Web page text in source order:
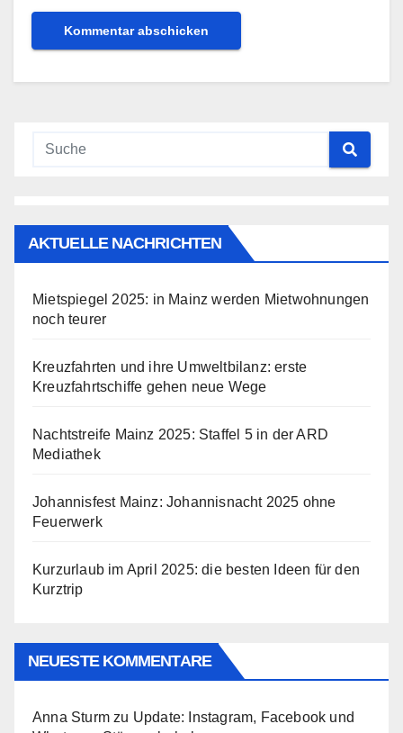
AKTUELLE NACHRICHTEN
Mietspiegel 2025: in Mainz werden Mietwohnungen
noch teurer
Kreuzfahrten und ihre Umweltbilanz: erste
Kreuzfahrtschiffe gehen neue Wege
Nachtstreife Mainz 2025: Staffel 5 in der ARD
Mediathek
Johannisfest Mainz: Johannisnacht 2025 ohne
Feuerwerk
Kurzurlaub im April 2025: die besten Ideen für den
Kurztrip
NEUESTE KOMMENTARE
Anna Sturm zu Update: Instagram, Facebook und